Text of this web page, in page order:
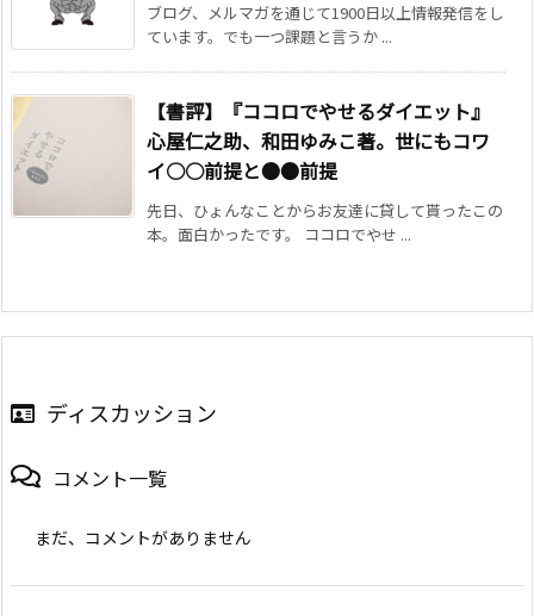
ブログ、メルマガを通じて1900日以上情報発信をし
ています。でも一つ課題と言うか ...
【書評】『ココロでやせるダイエット』
心屋仁之助、和田ゆみこ著。世にもコワ
イ○○前提と●●前提
先日、ひょんなことからお友達に貸して貰ったこの
本。面白かったです。 ココロでやせ ...
ディスカッション
コメント一覧
まだ、コメントがありません